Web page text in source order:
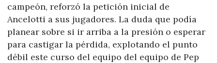
campeón, reforzó la petición inicial de
Ancelotti a sus jugadores. La duda que podía
planear sobre si ir arriba a la presión o esperar
para castigar la pérdida, explotando el punto
débil este curso del equipo del equipo de Pep